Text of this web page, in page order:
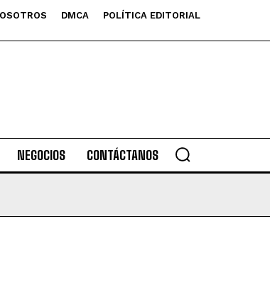
DMCA
POLÍTICA EDITORIAL
NEGOCIOS CONTÁCTANOS